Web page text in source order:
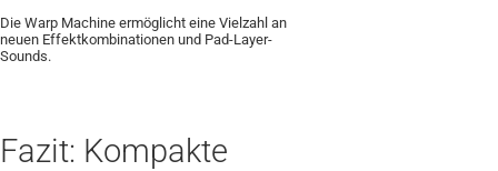
Die Warp Machine ermöglicht eine Vielzahl an
neuen Effektkombinationen und Pad-Layer-
Sounds.
Fazit: Kompakte